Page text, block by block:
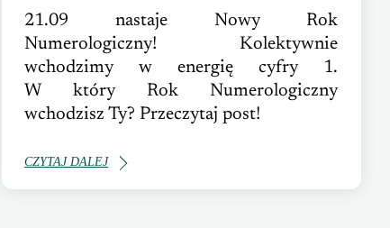
21.09 nastaje Nowy Rok
Numerologiczny! Kolektywnie
wchodzimy w energię cyfry 1.
W który Rok Numerologiczny
wchodzisz Ty? Przeczytaj post!
CZYTAJ DALEJ